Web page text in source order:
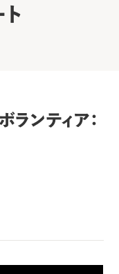
ンティア：